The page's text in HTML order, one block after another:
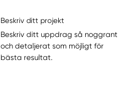
Beskriv ditt projekt
Beskriv ditt uppdrag så noggrant
och detaljerat som möjligt för
bästa resultat.